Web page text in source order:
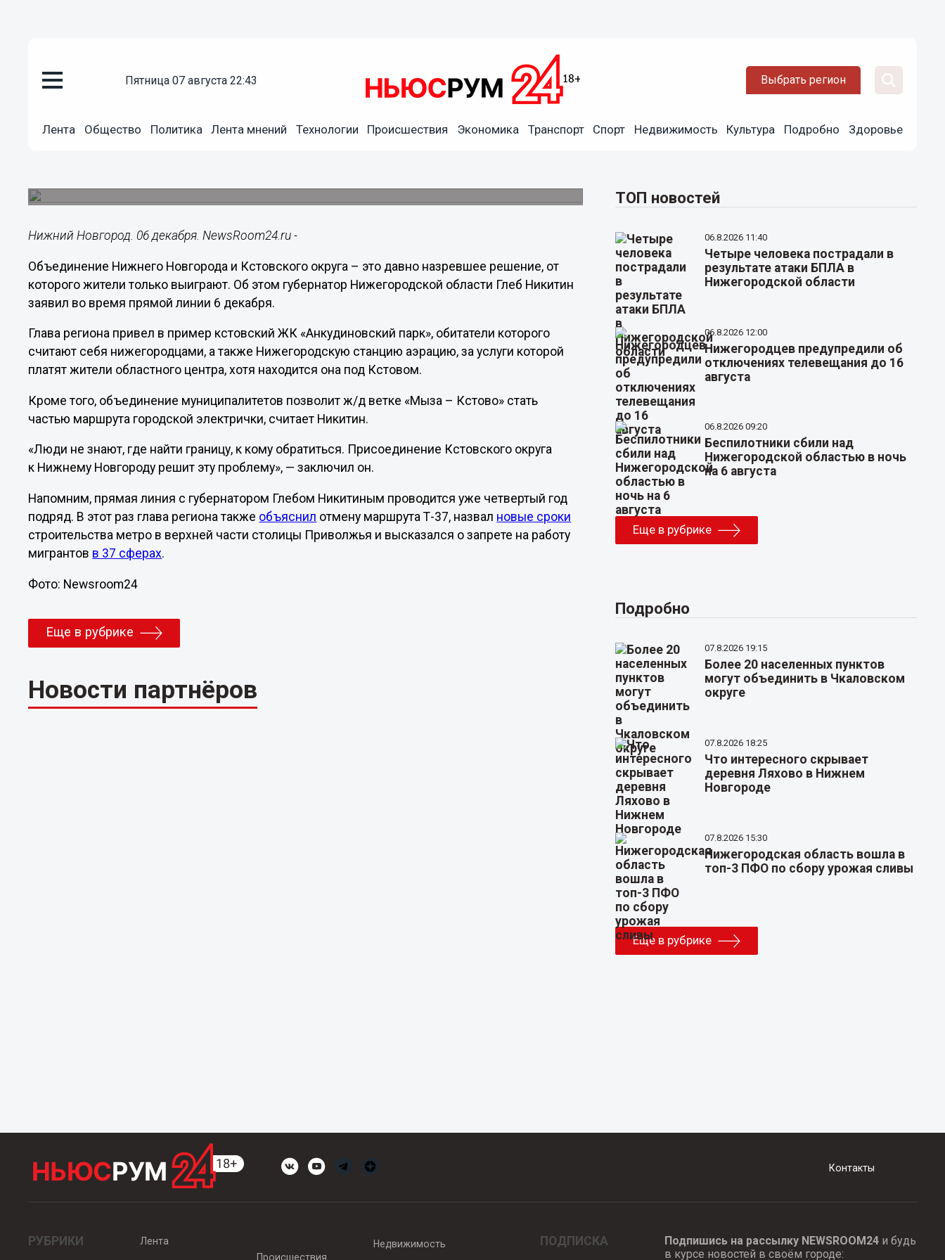
пятница 07 августа 22:43 Выбрать регион
Лента Общество Политика Лента мнений Технологии Происшествия Экономика Транспорт Спорт Недвижимость Культура Подробно Здоровье
Глеб Никитин выступил за объединение Нижнего Новгорода
Нижний Новгород. 06 декабря. NewsRoom24.ru -
Объединение Нижнего Новгорода и Кстовского округа – это давно назревшее решение, от
которого жители только выиграют. Об этом губернатор Нижегородской области Глеб Никитин
заявил во время прямой линии 6 декабря.
Глава региона привел в пример кстовский ЖК «Анкудиновский парк», обитатели которого
считают себя нижегородцами, а также Нижегородскую станцию аэрацию, за услуги которой
платят жители областного центра, хотя находится она под Кстовом.
Кроме того, объединение муниципалитетов позволит ж/д ветке «Мыза – Кстово» стать
частью маршрута городской электрички, считает Никитин.
«Люди не знают, где найти границу, к кому обратиться. Присоединение Кстовского округа
к Нижнему Новгороду решит эту проблему», — заключил он.
Напомним, прямая линия с губернатором Глебом Никитиным проводится уже четвертый год
подряд. В этот раз глава региона также объяснил отмену маршрута Т-37, назвал новые сроки
строительства метро в верхней части столицы Приволжья и высказался о запрете на работу
мигрантов в 37 сферах.
Фото: Newsroom24
Еще в рубрике
Новости партнёров
ТОП новостей
06.8.2026 11:40
Четыре человека пострадали в
результате атаки БПЛА в
Нижегородской области
06.8.2026 12:00
Нижегородцев предупредили об
отключениях телевещания до 16
августа
06.8.2026 09:20
Беспилотники сбили над
Нижегородской областью в ночь
на 6 августа
Еще в рубрике
Подробно
07.8.2026 19:15
Более 20 населенных пунктов
могут объединить в Чкаловском
округе
07.8.2026 18:25
Что интересного скрывает
деревня Ляхово в Нижнем
Новгороде
07.8.2026 15:30
Нижегородская область вошла в
топ-3 ПФО по сбору урожая сливы
Еще в рубрике
Контакты
РУБРИКИ
Лента
Происшествия
Недвижимость ПОДПИСКА Подпишись на рассылку NEWSROOM24и будь
в курсе новостей в своём городе: